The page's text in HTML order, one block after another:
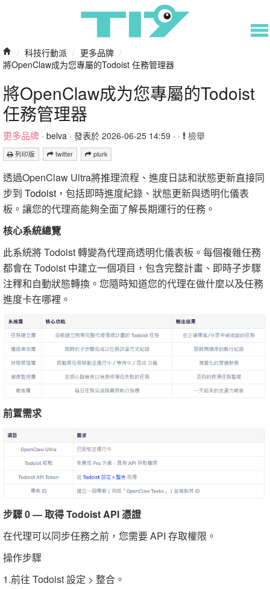
/ 科技行動派 / 更多品牌 /
將OpenClaw成为您專屬的Todoist 任務管理器
將OpenClaw成为您專屬的Todoist
任務管理器
更多品牌 · belva · 發表於 2026-06-25 14:59 · · 檢舉
列印版 twitter plurk
透過OpenClaw Ultra將推理流程、進度日誌和狀態更新直接同
步到 Todoist ，包括即時進度紀錄、狀態更新與透明化儀表
板。讓您的代理商能夠全面了解長期運行的任務。
核心系統總覽
此系統將 Todoist 轉變為代理商透明化儀表板。每個複雜任務
都會在 Todoist 中建立一個項目，包含完整計畫、即時子步驟
注釋和自動狀態轉換。您隨時知道您的代理在做什麼以及任務
進度卡在哪裡。
前置需求
步驟 0 — 取得 Todoist API 憑證
在代理可以同步任務之前，您需要 API 存取權限。
操作步驟
1.前往 Todoist 設定 > 整合。